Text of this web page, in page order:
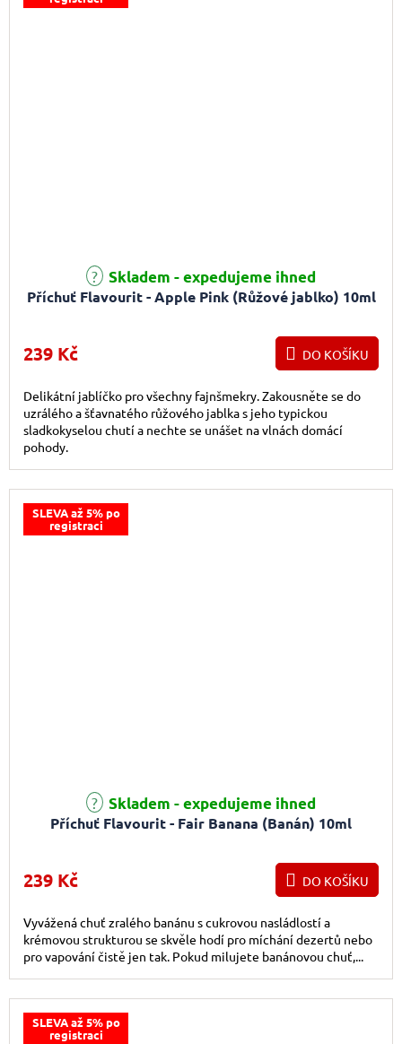
Příchuť Flavourit - Apple Pink (Růžové jablko) 10ml
Skladem - expedujeme ihned
239 Kč DO KOŠÍKU
Delikátní jablíčko pro všechny fajnšmekry. Zakousněte se do
uzrálého a šťavnatého růžového jablka s jeho typickou
sladkokyselou chutí a nechte se unášet na vlnách domácí
pohody.
SLEVA až 5% po
registraci
Příchuť Flavourit - Fair Banana (Banán) 10ml
Skladem - expedujeme ihned
239 Kč DO KOŠÍKU
Vyvážená chuť zralého banánu s cukrovou nasládlostí a
krémovou strukturou se skvěle hodí pro míchání dezertů nebo
pro vapování čistě jen tak. Pokud milujete banánovou chuť,...
SLEVA až 5% po
registraci